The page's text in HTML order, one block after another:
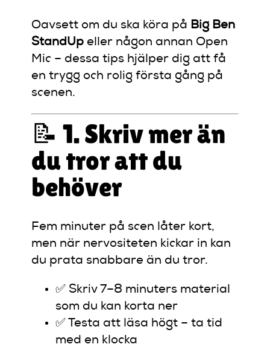
Oavsett om du ska köra på Big Ben
StandUp eller någon annan Open
Mic – dessa tips hjälper dig att få
en trygg och rolig första gång på
scenen.
📝 1. Skriv mer än
du tror att du
behöver
Fem minuter på scen låter kort,
men när nervositeten kickar in kan
du prata snabbare än du tror.
✅ Skriv 7–8 minuters material
som du kan korta ner
✅ Testa att läsa högt – ta tid
med en klocka